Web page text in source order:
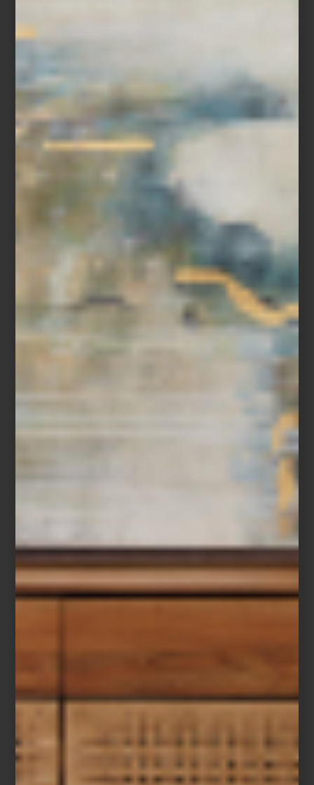
del diseño con otras que apenas comienzan a escribirla; en un
mismo recorrido es posible pasar de un clásico presente en la
colección permanente de algunos de los museos más
importantes del mundo a la obra de un diseñador mexicano
contemporáneo; de un objeto realizado completamente a mano a
una pieza donde la innovación tecnológica redefine la vida
cotidiana. Marcas internacionales, grandes oficios, libros, arte,
bajo una misma visión: entender el hogar como un universo
donde cada detalle tiene el poder de inspirar.